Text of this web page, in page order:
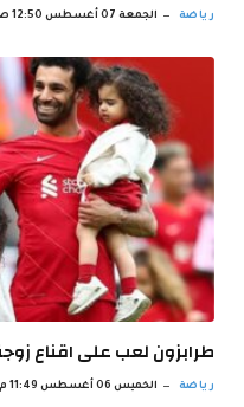
رياضة الجمعة 07 أغسطس 12:50 ص
طرابزون لعب على اقناع
رياضة الخميس 06 أغسطس 11:49 م